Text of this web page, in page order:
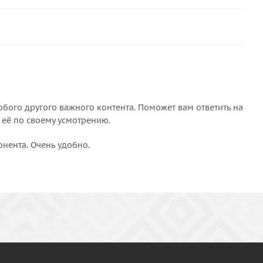
другого важного контента. Поможет вам ответить на
по своему усмотрению.
Очень удобно.